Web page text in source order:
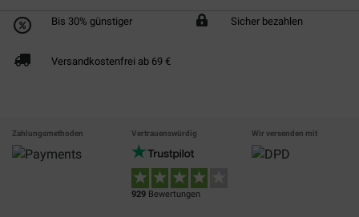
Bis 30% günstiger Sicher bezahlen
Versandkostenfrei ab 69 €
Zahlungsmethoden Vertrauenswürdig
929 Bewertungen
Wir versenden mit